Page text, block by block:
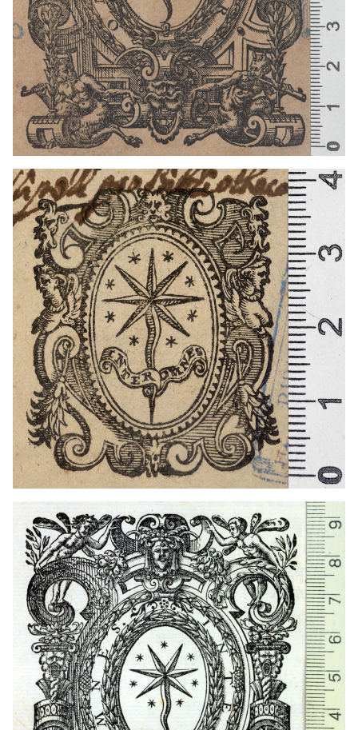
1623 - 1662 Venecia (Italia)
1549 - 1583 Venecia (Italia)